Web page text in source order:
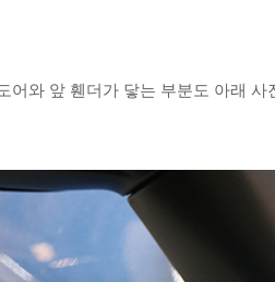
어와 앞 휀더가 닿는 부분도 아래 사